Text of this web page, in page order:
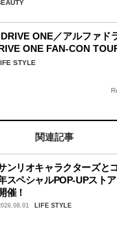
DRIVE ONE／アルファド
ONE FAN-CON
」1日目詳細レポ【後編
STYLE
関連記事
ンリオキャラクターズと
スペシャルPOP-UPスト
催！
LIFE STYLE